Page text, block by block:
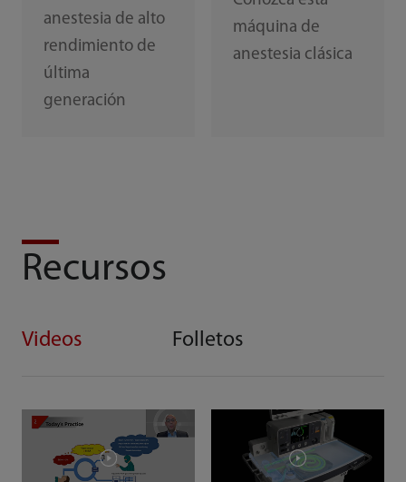
anestesia de alto
rendimiento de
última
generación
máquina de
anestesia clásica
Recursos
Videos Folletos